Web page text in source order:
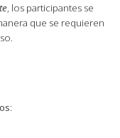
, los participantes se
que se requieren
: